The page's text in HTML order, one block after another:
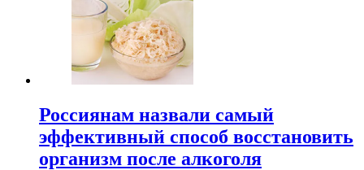
Россиянам назвали самый
эффективный способ восстановить
организм после алкоголя